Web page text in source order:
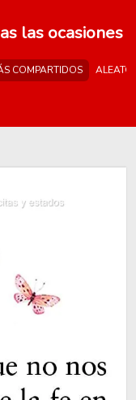
las ocasiones
COMPARTIDOS